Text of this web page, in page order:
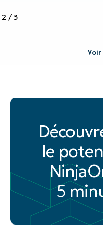
2 / 3
Voir
le
5